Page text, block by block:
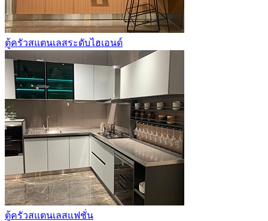
ตู้ครัวสแตนเลสระดับไฮเอนด์
ตู้ครัวสแตนเลสแฟชั่น